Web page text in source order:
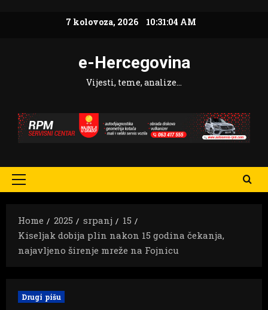
7 kolovoza, 2026 10:31:05 AM
e-Hercegovina
Vijesti, teme, analize…
Primary
Home
2025 srpanj
15
Kiseljak dobija plin nakon 15 godina čekanja,
najavljeno širenje mreže na Fojnicu
Drugi pišu